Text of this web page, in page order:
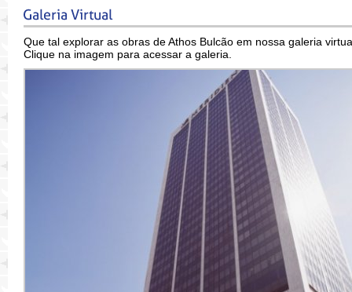
Que tal explorar as obras de Athos Bulcão em nossa galeria
Clique na imagem para acessar a galeria.